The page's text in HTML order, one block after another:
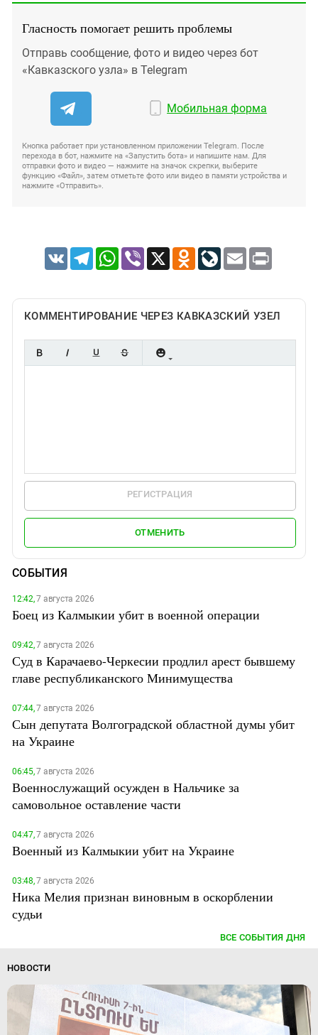
Гласность помогает решить проблемы
Отправь сообщение, фото и видео через бот
«Кавказского узла» в Telegram
Мобильная форма
Кнопка работает при установленном приложении Telegram. После
перехода в бот, нажмите на «Запустить бота» и напишите нам. Для
отправки фото и видео — нажмите на значок скрепки, выберите
функцию «Файл», затем отметьте фото или видео в памяти устройства и
нажмите «Отправить».
VK TelegramWhatsApp
Viber X Odnoklassniki
LiveJournal
Email Print
КОММЕНТИРОВАНИЕ ЧЕРЕЗ КАВКАЗСКИЙ УЗЕЛ
РЕГИСТРАЦИЯ
ОТМЕНИТЬ
СОБЫТИЯ
12:42,7 августа 2026
Боец из Калмыкии убит в военной операции
09:42,7 августа 2026
Суд в Карачаево-Черкесии продлил арест бывшему
главе республиканского Минимущества
07:44,7 августа 2026
Сын депутата Волгоградской областной думы убит
на Украине
06:45,7 августа 2026
Военнослужащий осужден в Нальчике за
самовольное оставление части
04:47,7 августа 2026
Военный из Калмыкии убит на Украине
03:48,7 августа 2026
Ника Мелия признан виновным в оскорблении
судьи
ВСЕ СОБЫТИЯ ДНЯ
НОВОСТИ